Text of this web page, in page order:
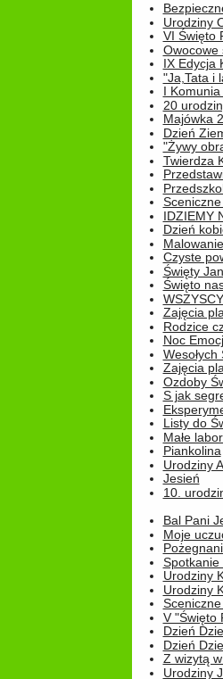
Urodziny
VI Święto
Owocowe
IX Edycja
"Ja,Tata i
I
20
Majówka
Dzień
"Żywy
Twierdza
IDZIEMY
Dzień
Czyste
Święty
Święto
Zajęcia
Rodzice
Noc
Wesołych
Zajęcia
Ozdoby
S jak
Listy do
Małe
Piankolina
Urodziny
Jesień
10.
Bal Pani
Moje
Spotkanie
Urodziny
Urodziny
V "Święto
Dzień
Dzień
Z wizytą
Urodziny